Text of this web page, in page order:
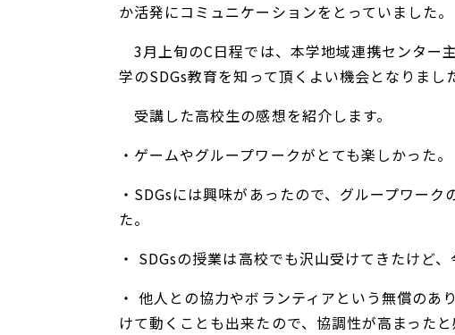
か活発にコミュニケーションをとっていました。
3月上旬のC日程では、本学地域連携センター
学のSDGs教育を知って頂くよい機会となりまし
受講した高校生の感想を紹介します。
・ゲームやグループワークがとても楽しかった。
・SDGsには興味があったので、グループワー
た。
・ SDGsの授業は高校でも沢山受けてきたけど
・ 他人との協力やボランティアという無償の
けて動くことも出来たので、協調性が高まったと